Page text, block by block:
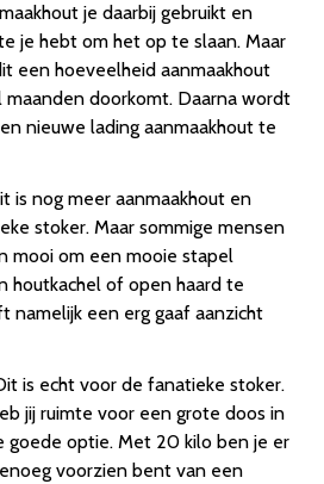
je daarbij gebruikt en
je hebt om het op te slaan. Maar
een hoeveelheid aanmaakhout
doorkomt. Daarna wordt
nieuwe lading aanmaakhout te
is nog meer aanmaakhout en
stoker. Maar sommige mensen
mooi om een mooie stapel
houtkachel of open haard te
namelijk een erg gaaf aanzicht
is echt voor de fanatieke stoker.
jij ruimte voor een grote doos in
goede optie. Met 20 kilo ben je er
voorzien bent van een